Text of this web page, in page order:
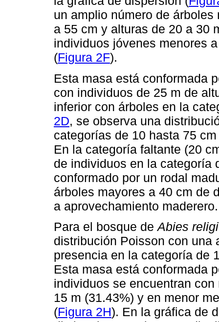
un amplio número de
a 55 cm y alturas de 20 a 30
individuos jóvenes menores
(Figura 2F).
Esta masa está conformada
con individuos de 25 m de
inferior con árboles en la
2D, se observa una
categorías de 10 hasta 75
En la categoría faltante (20
de individuos en la categoría
conformado por un rodal
árboles mayores a 40 cm de
a aprovechamiento maderero.
Para el bosque deAbies
distribución Poisson con una
presencia en la categoría de
Esta masa está conformada
individuos se encuentran
15 m (31.43%) y en menor
(Figura 2H). En la gráfica de